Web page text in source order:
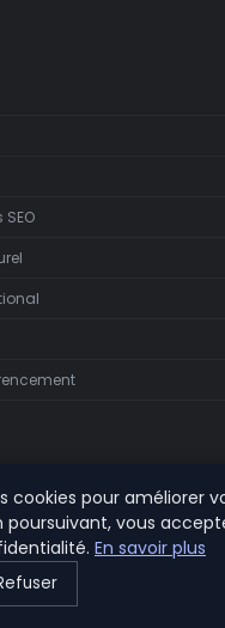
cookies pour améliorer
poursuivant, vous
En savoir plus